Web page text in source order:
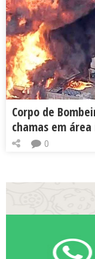
Corpo de
chamas em
0